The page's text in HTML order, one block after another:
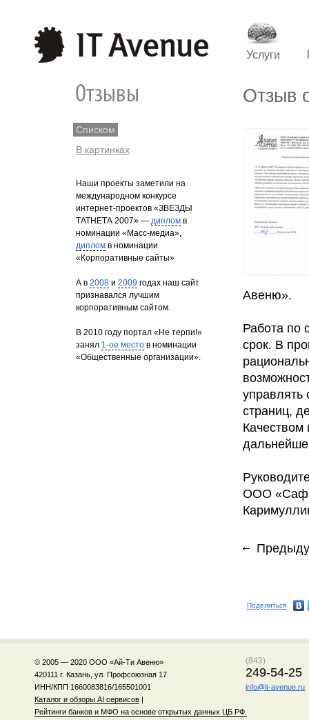
Услуги
Списком
В картинках
Наши проекты заметили на
международном конкурсе
интернет-проектов «ЗВЕЗДЫ
ТАТНЕТА 2007» — диплом в
номинации «Масс-медиа»,
диплом в номинации
«Корпоративные сайты»
А в 2008 и 2009 годах наш сайт
признавался лучшим
корпоративным сайтом.
В 2010 году портал «Не терпи!»
занял 1-ое место в номинации
«Общественные организации».
Отзыв
Авеню».
Работа по
срок. В
управлять
страниц,
Качеством
ООО
Поделиться
© 2005 — 2020 ООО «Ай-Ти Авеню»
420111 г. Казань, ул. Профсоюзная 17
ИНН/КПП 1660083816/165501001
Каталог и обзоры AI сервисов|
Рейтинги банков и МФО на основе открытых данных ЦБ РФ.
(843)
249-54-25
info@it-avenue.ru